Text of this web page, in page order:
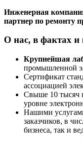
Инженерная
партнер по ремонту
О нас, в фактах и
Крупнейшая
промышленной
Сертификат
ассоциацией
Свыше 10 тысяч
уровне
Нашими
заказчиков, в
бизнеса, так и